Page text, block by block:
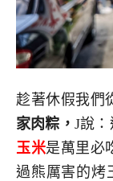
趁著休假我們
家肉粽， J說
玉米是萬里必
過熊厲害的烤